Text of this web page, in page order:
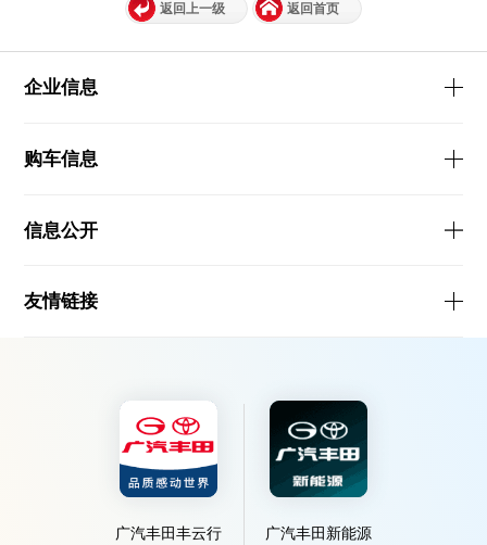
返回上一级 返回首页
企业信息
购车信息
信息公开
友情链接
广汽丰田丰云行 广汽丰田新能源